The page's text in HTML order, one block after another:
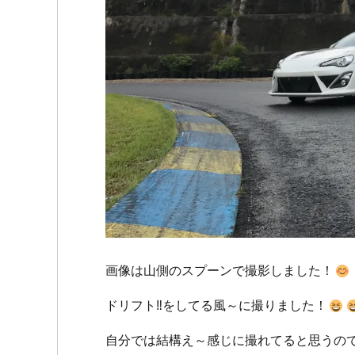
画像は山側のスプーンで撮影しました！
ドリフト‼をしてる風～に撮りました！
自分では結構え～感じに撮れてると思うの